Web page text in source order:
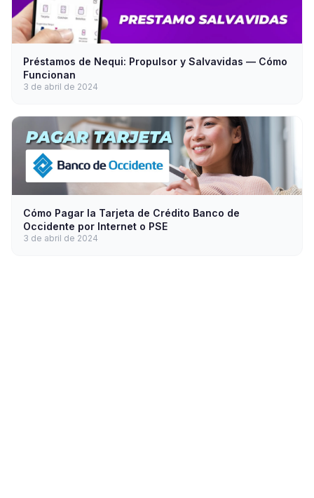
Préstamos de Nequi: Propulsor y Salvavidas — Cómo
Funcionan
3 de abril de 2024
Cómo Pagar la Tarjeta de Crédito Banco de
Occidente por Internet o PSE
3 de abril de 2024